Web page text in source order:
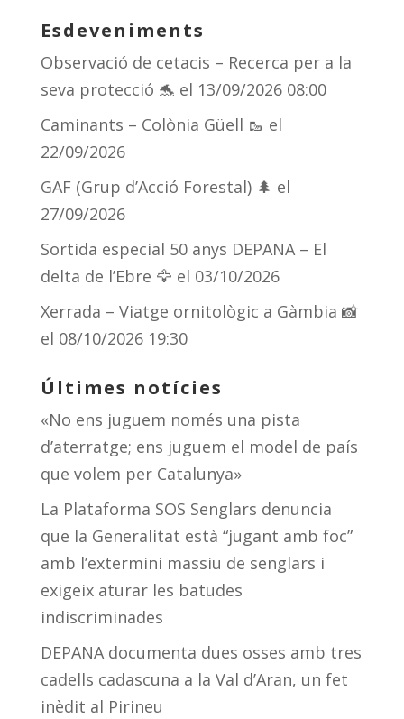
Esdeveniments
Observació de cetacis – Recerca per a la
seva protecció 🐬 el 13/09/2026 08:00
Caminants – Colònia Güell 🥾 el
22/09/2026
GAF (Grup d’Acció Forestal) 🌲 el
27/09/2026
Sortida especial 50 anys DEPANA – El
delta de l’Ebre 🦅 el 03/10/2026
Xerrada – Viatge ornitològic a Gàmbia 📸
el 08/10/2026 19:30
Últimes notícies
«No ens juguem només una pista
d’aterratge; ens juguem el model de país
que volem per Catalunya»
La Plataforma SOS Senglars denuncia
que la Generalitat està “jugant amb foc”
amb l’extermini massiu de senglars i
exigeix aturar les batudes
indiscriminades
DEPANA documenta dues osses amb tres
cadells cadascuna a la Val d’Aran, un fet
inèdit al Pirineu